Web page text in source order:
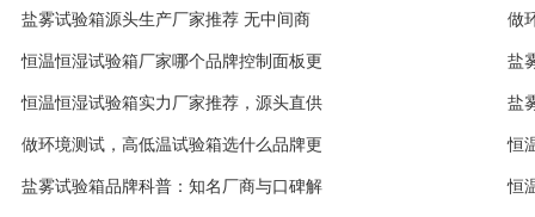
盐雾试验箱源头生产厂家推荐 无中间商 做
恒温恒湿试验箱厂家哪个品牌控制面板更 盐
恒温恒湿试验箱实力厂家推荐，源头直供 盐
做环境测试，高低温试验箱选什么品牌更 恒
盐雾试验箱品牌科普：知名厂商与口碑解 恒